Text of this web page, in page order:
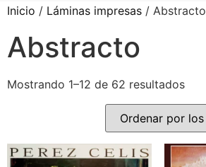
Inicio / Láminas impresas / Abstracto
Abstracto
Mostrando 1–12 de 62 resultados